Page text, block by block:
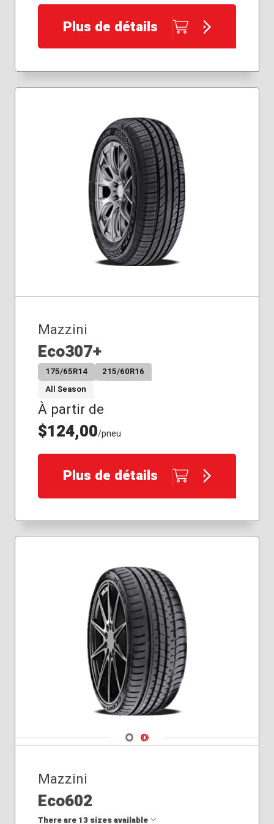
185/60R15
185/65R14
185/65R15
195/60R15
Plus de détails
Mazzini
Eco307+
175/65R14
215/60R16
All Season
À partir de
$124,00/pneu
Plus de détails
Navigate 1
Navigate 2
Mazzini
Eco602
There are 13 sizes available